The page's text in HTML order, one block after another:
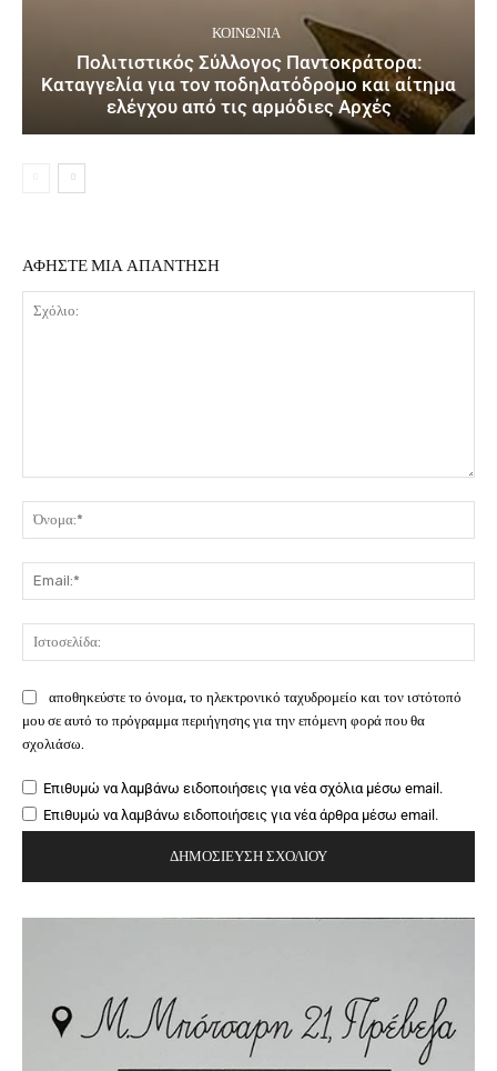
ΚΟΙΝΩΝΙΑ
Πολιτιστικός Σύλλογος Παντοκράτορα:
Καταγγελία για τον ποδηλατόδρομο και αίτημα
ελέγχου από τις αρμόδιες Αρχές
ΑΦΗΣΤΕ ΜΙΑ ΑΠΑΝΤΗΣΗ
αποθηκεύστε το όνομα, το ηλεκτρονικό ταχυδρομείο και τον ιστότοπό
μου σε αυτό το πρόγραμμα περιήγησης για την επόμενη φορά που θα
σχολιάσω.
Επιθυμώ να λαμβάνω ειδοποιήσεις για νέα σχόλια μέσω email.
Επιθυμώ να λαμβάνω ειδοποιήσεις για νέα άρθρα μέσω email.